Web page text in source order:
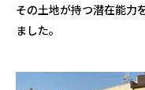
その土地が持つ潜在能力
ました。